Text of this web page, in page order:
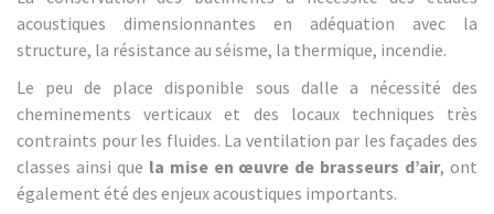
acoustiques dimensionnantes en adéquation avec la
structure, la résistance au séisme, la thermique, incendie.
Le peu de place disponible sous dalle a nécessité des
cheminements verticaux et des locaux techniques très
contraints pour les fluides. La ventilation par les façades des
classes ainsi que la mise en œuvre de brasseurs d’air, ont
également été des enjeux acoustiques importants.